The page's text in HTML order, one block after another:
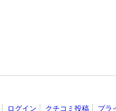
ログイン クチコミ投稿 プラ